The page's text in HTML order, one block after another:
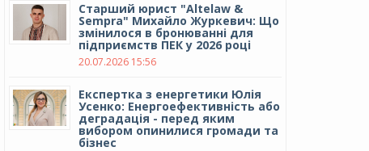
Cтарший юрист "Altelaw &
Sempra" Михайло Журкевич: Що
змінилося в бронюванні для
підприємств ПЕК у 2026 році
20.07.2026 15:56
Експертка з енергетики Юлія
Усенко: Енергоефективність або
деградація - перед яким
вибором опинилися громади та
бізнес